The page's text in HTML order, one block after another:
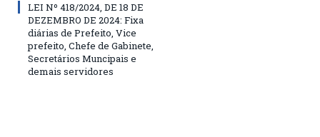
LEI Nº 418/2024, DE 18 DE
DEZEMBRO DE 2024: Fixa
diárias de Prefeito, Vice
prefeito, Chefe de Gabinete,
Secretários Muncipais e
demais servidores